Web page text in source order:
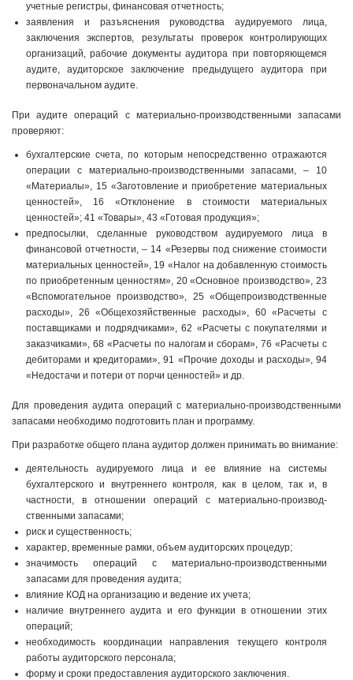
учетные регистры, финансовая отчетность;
заявления и разъяснения руководства аудируемого лица,
заключения экспертов, результаты проверок контролирующих
организаций, рабочие документы аудитора при повторяющемся
аудите, аудиторское заключение предыдущего аудитора при
первоначальном аудите.
При аудите операций с материально-производственными запасами
проверяют:
бухгалтерские счета, по которым непосредственно отражаются
операции с материально-производственными запасами, – 10
«Материалы», 15 «Заготовление и приобретение материальных
ценностей», 16 «Отклонение в стоимости материальных
ценностей»; 41 «Товары», 43 «Готовая продукция»;
предпосылки, сделанные руководством аудируемого лица в
финансовой отчетности, – 14 «Резервы под снижение стоимости
материальных ценностей», 19 «Налог на добавленную стоимость
по приобретенным ценностям», 20 «Основное производство», 23
«Вспомогательное производство», 25 «Общепроизводственные
расходы», 26 «Общехозяйственные расходы», 60 «Расчеты с
поставщиками и подрядчиками», 62 «Расчеты с покупателями и
заказчиками», 68 «Расчеты по налогам и сборам», 76 «Расчеты с
дебиторами и кредиторами», 91 «Прочие доходы и расходы», 94
«Недостачи и потери от порчи ценностей» и др.
Для проведения аудита операций с материально-производственными
запасами необходимо подготовить план и программу.
При разработке общего плана аудитор должен принимать во внимание:
деятельность аудируемого лица и ее влияние на системы
бухгалтерского и внутреннего контроля, как в целом, так и, в
частности, в отношении операций с материально-производ­
ственными запасами;
риск и существенность;
характер, временные рамки, объем аудиторских процедур;
значимость операций с материально-производственными
запасами для проведения аудита;
влияние КОД на организацию и ведение их учета;
наличие внутреннего аудита и его функции в отношении этих
операций;
необходимость координации направления текущего контроля
работы аудиторского персонала;
форму и сроки предоставления аудиторского заключения.